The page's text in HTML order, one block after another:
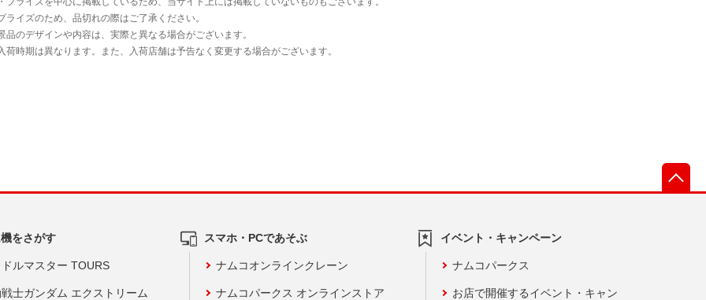
をさがす
ルマスター TOURS
士ガンダム エクストリーム
スマホ・PCであそぶ
ナムコオンラインクレーン
ナムコパークス オンラインストア
イベント・キャンペーン
ナムコパークス
お店で開催するイベント・キャン